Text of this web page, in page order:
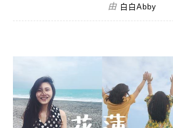
由 白白Abby